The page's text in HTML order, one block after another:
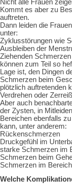
Nicht alle Frauen
Kommt es aber zu
auftreten.
Dann leiden die
unter:
Zyklusstörungen wie
Ausbleiben der
Ziehenden
können zum Teil so
Lage ist, den Dingen
Schmerzen beim
plötzlich auftretenden
Verdrehen oder
Aber auch
der Zysten, in
Bereichen ebenfalls
kann, unter anderem:
Rückenschmerzen
Druckgefühl im
starke Schmerzen im
Schmerzen beim
Schmerzen im
Welche